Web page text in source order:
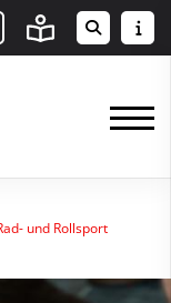
und Rollsport